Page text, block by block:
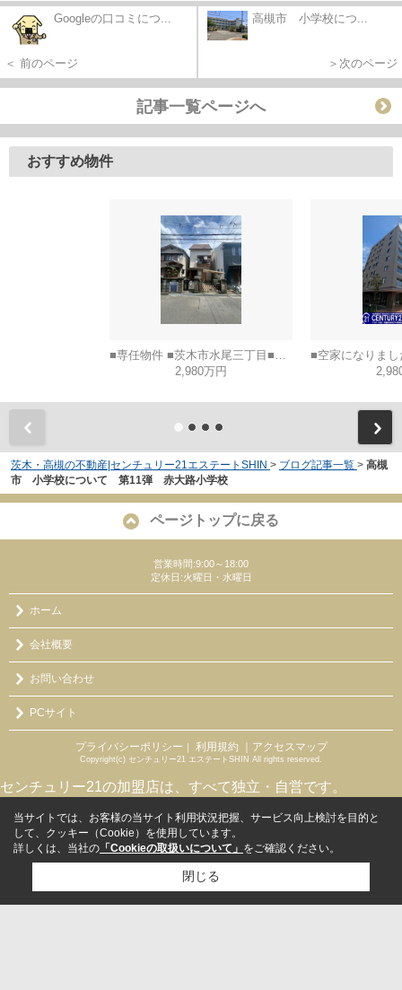
Googleの口コミにつ...
＜ 前のページ
高槻市 小学校につ...
＞次のページ
記事一覧ページへ
おすすめ物件
2,980万円
茨木・高槻の不動産|センチュリー21エステートSHIN > ブログ記事一覧 > 高槻
市 小学校について 第11弾 赤大路小学校
ページトップに戻る
営業時間:9:00～18:00
定休日:火曜日・水曜日
ホーム
会社概要
お問い合わせ
PCサイト
プライバシーポリシー ｜ 利用規約 ｜アクセスマップ
Copyright(c) センチュリー21 エステートSHIN All rights reserved.
センチュリー21の加盟店は、すべて独立・自営です。
当サイトでは、お客様の当サイト利用状況把握、サービス向上検討を目的と
して、クッキー（Cookie）を使用しています。
詳しくは、当社の 「Cookieの取扱いについて」 をご確認ください。
閉じる